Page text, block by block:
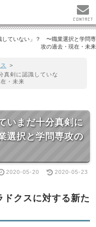
していない」？ 〜職業選択と学問専
攻の過去・現在・未来
>
真剣に認識していな
・未来
いまだ十分真剣に
選択と学問専攻の
2020-05-20 2020-05-23
クスに対する新た
CONTACT